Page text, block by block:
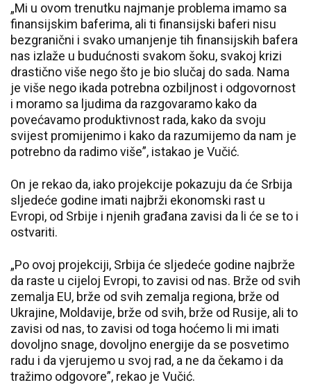
„Mi u ovom trenutku najmanje problema imamo sa
finansijskim baferima, ali ti finansijski baferi nisu
bezgranični i svako umanjenje tih finansijskih bafera
nas izlaže u budućnosti svakom šoku, svakoj krizi
drastično više nego što je bio slučaj do sada. Nama
je više nego ikada potrebna ozbiljnost i odgovornost
i moramo sa ljudima da razgovaramo kako da
povećavamo produktivnost rada, kako da svoju
svijest promijenimo i kako da razumijemo da nam je
potrebno da radimo više”, istakao je Vučić.
On je rekao da, iako projekcije pokazuju da će Srbija
sljedeće godine imati najbrži ekonomski rast u
Evropi, od Srbije i njenih građana zavisi da li će se to i
ostvariti.
„Po ovoj projekciji, Srbija će sljedeće godine najbrže
da raste u cijeloj Evropi, to zavisi od nas. Brže od svih
zemalja EU, brže od svih zemalja regiona, brže od
Ukrajine, Moldavije, brže od svih, brže od Rusije, ali to
zavisi od nas, to zavisi od toga hoćemo li mi imati
dovoljno snage, dovoljno energije da se posvetimo
radu i da vjerujemo u svoj rad, a ne da čekamo i da
tražimo odgovore”, rekao je Vučić.